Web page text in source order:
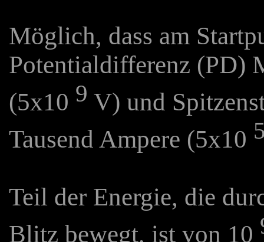
Möglich, dass am
Potentialdifferenz (PD)
(5x10 9 V) und
Tausend Ampere (5x10
Teil der Energie, die
Blitz bewegt, ist von 10